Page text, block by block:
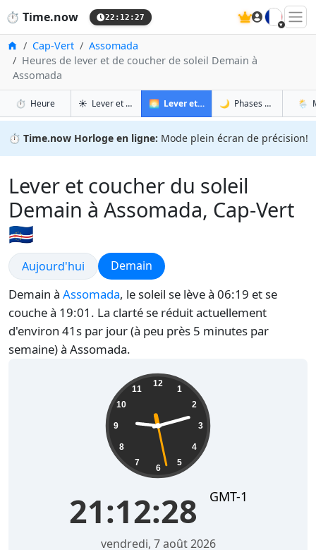
⏱️ Time.now 22:12:28 🇫🇷
Accueil
Cap-Vert
Assomada
Heures de lever et de coucher de soleil Demain à
Assomada
⏱️ Heureà Assomada
☀️ Lever et coucher du soleil à Assomada
🌅 Lever et coucher du soleil demain à
🌙 Phases de la Lune à
🌦️
⏱️ Time.now Horloge en ligne: Mode plein écran de précision!
Lever et coucher du soleil
Demain à Assomada, Cap-Vert
🇨🇻
Lever et coucher du soleil
Aujourd'hui Lever et coucher du soleil
Demain
Demain à Assomada, le soleil se lève à 06:19 et se
couche à 19:01. La clarté se réduit actuellement
d'environ 41s par jour (à peu près 5 minutes par
semaine) à Assomada.
12
1
2
3
4
5
6
7
8
9
10
11
21:12:29 GMT-1
vendredi, 7 août 2026